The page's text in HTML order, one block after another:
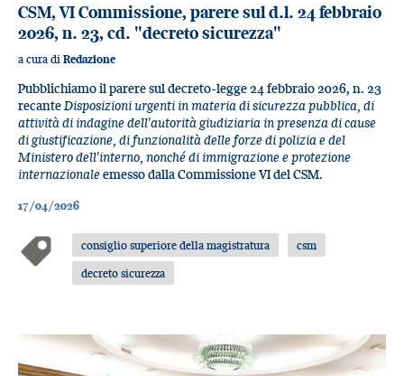
CSM, VI Commissione, parere sul d.l. 24 febbraio
2026, n. 23, cd. "decreto sicurezza"
a cura di Redazione
Pubblichiamo il parere sul decreto-legge 24 febbraio 2026, n. 23
recanteDisposizioni urgenti in materia di sicurezza pubblica, di
attività di indagine dell'autorità giudiziaria in presenza di cause
di giustificazione, di funzionalità delle forze di polizia e del
Ministero dell'interno, nonché di immigrazione e protezione
internazionaleemesso dalla Commissione VI del CSM.
17/04/2026
consiglio superiore della magistratura
csm
decreto sicurezza